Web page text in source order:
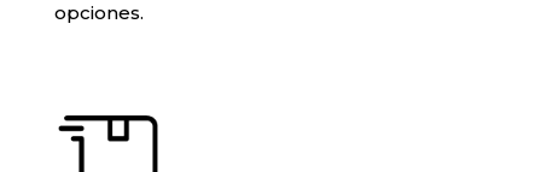
opciones.